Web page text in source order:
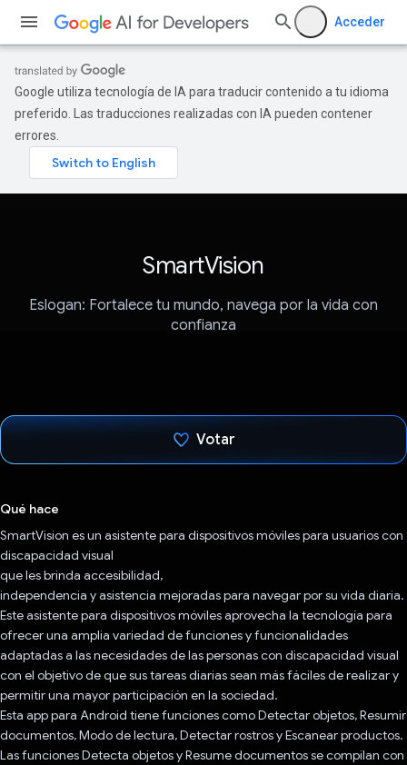
Acceder
Google utiliza tecnología de IA para traducir contenido a tu idioma
preferido. Las traducciones realizadas con IA pueden contener
errores.
SmartVision
Eslogan: Fortalece tu mundo, navega por la vida con
confianza
Votar
Qué hace
SmartVision es un asistente para dispositivos móviles para usuarios con
discapacidad visual
que les brinda accesibilidad,
independencia y asistencia mejoradas para navegar por su vida diaria.
Este asistente para dispositivos móviles aprovecha la tecnología para
ofrecer una amplia variedad de funciones y funcionalidades
adaptadas a las necesidades de las personas con discapacidad visual
con el objetivo de que sus tareas diarias sean más fáciles de realizar y
permitir una mayor participación en la sociedad.
Esta app para Android tiene funciones como Detectar objetos, Resumir
documentos, Modo de lectura, Detectar rostros y Escanear productos.
Las funciones Detecta objetos y Resume documentos se compilan con